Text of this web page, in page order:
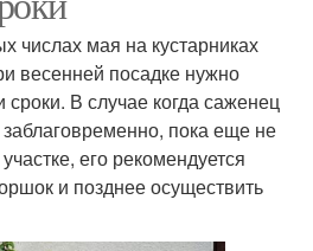
числах мая на кустарниках
весенней посадке нужно
сроки. В случае когда саженец
пока еще не
его рекомендуется
и позднее осуществить